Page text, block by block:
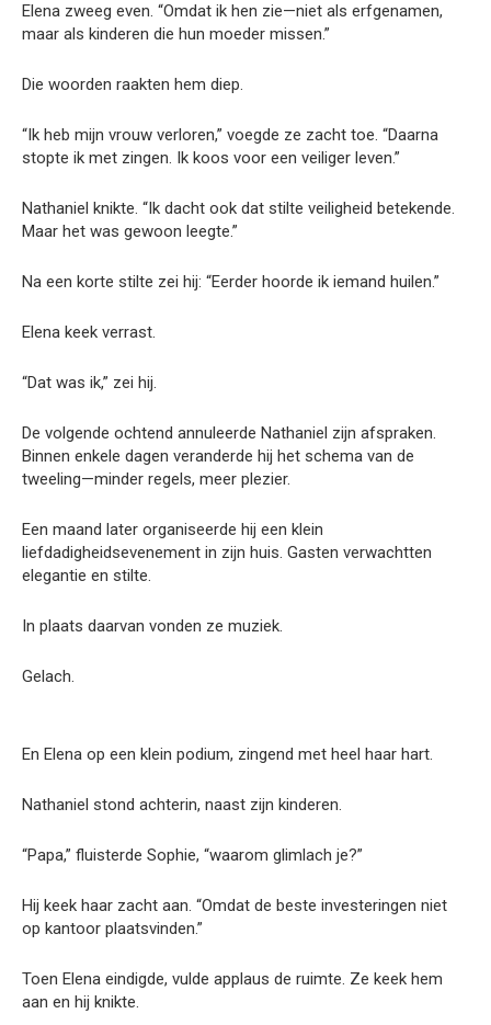
Elena zweeg even. “Omdat ik hen zie—niet als erfgenamen,
maar als kinderen die hun moeder missen.”
Die woorden raakten hem diep.
“Ik heb mijn vrouw verloren,” voegde ze zacht toe. “Daarna
stopte ik met zingen. Ik koos voor een veiliger leven.”
Nathaniel knikte. “Ik dacht ook dat stilte veiligheid betekende.
Maar het was gewoon leegte.”
Na een korte stilte zei hij: “Eerder hoorde ik iemand huilen.”
Elena keek verrast.
“Dat was ik,” zei hij.
De volgende ochtend annuleerde Nathaniel zijn afspraken.
Binnen enkele dagen veranderde hij het schema van de
tweeling—minder regels, meer plezier.
Een maand later organiseerde hij een klein
liefdadigheidsevenement in zijn huis. Gasten verwachtten
elegantie en stilte.
In plaats daarvan vonden ze muziek.
Gelach.
En Elena op een klein podium, zingend met heel haar hart.
Nathaniel stond achterin, naast zijn kinderen.
“Papa,” fluisterde Sophie, “waarom glimlach je?”
Hij keek haar zacht aan. “Omdat de beste investeringen niet
op kantoor plaatsvinden.”
Toen Elena eindigde, vulde applaus de ruimte. Ze keek hem
aan en hij knikte.